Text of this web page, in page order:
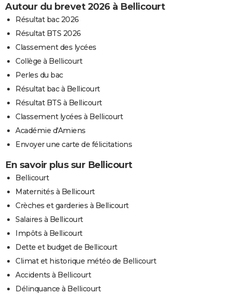
Autour du brevet 2026 à Bellicourt
Résultat bac 2026
Résultat BTS 2026
Classement des lycées
Collège à Bellicourt
Perles du bac
Résultat bac à Bellicourt
Résultat BTS à Bellicourt
Classement lycées à Bellicourt
Académie d'Amiens
Envoyer une carte de félicitations
En savoir plus sur Bellicourt
Bellicourt
Maternités à Bellicourt
Crèches et garderies à Bellicourt
Salaires à Bellicourt
Impôts à Bellicourt
Dette et budget de Bellicourt
Climat et historique météo de Bellicourt
Accidents à Bellicourt
Délinquance à Bellicourt